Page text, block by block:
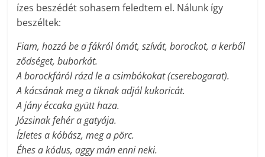
ízes beszédét sohasem feledtem el. Nálunk így
beszéltek:
Fiam, hozzá be a fákról ómát, szívát, borockot, a kerből
ződséget, buborkát.
A borockfáról rázd le a csimbókokat (cserebogarat).
A kácsának meg a tiknak adjál kukoricát.
A jány éccaka gyütt haza.
Józsinak fehér a gatyája.
Ízletes a kóbász, meg a pörc.
Éhes a kódus, aggy mán enni neki.